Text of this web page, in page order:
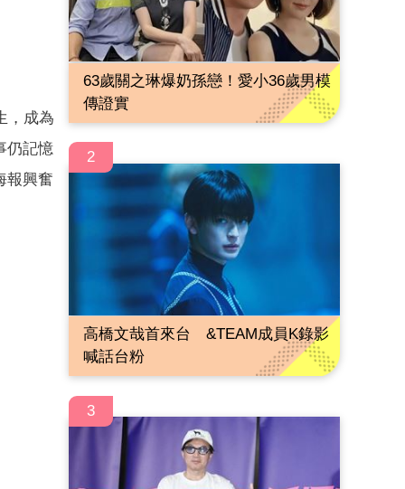
，成為
仍記憶
報興奮
63歲關之琳爆奶孫戀！愛小36歲男模
傳證實
2
高橋文哉首來台 &TEAM成員K錄影
喊話台粉
3